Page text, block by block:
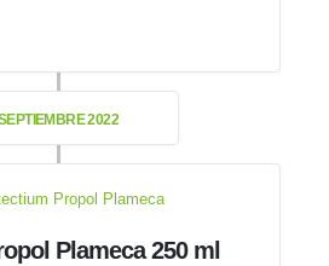
2022
Plameca 250 ml